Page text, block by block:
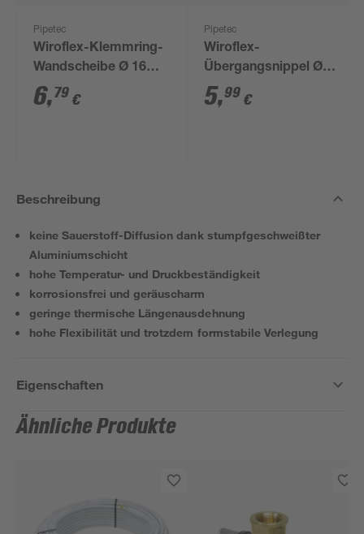
Pipetec
Wiroflex-Klemmring-
Wandscheibe Ø 16
mm x 1/2" IG
6,79 €
Pipetec
Wiroflex-
Übergangsnippel Ø
16 mm x 1/2" AG
5,99 €
Beschreibung
keine Sauerstoff-Diffusion dank stumpfgeschweißter
Aluminiumschicht
hohe Temperatur- und Druckbeständigkeit
korrosionsfrei und geräuscharm
geringe thermische Längenausdehnung
hohe Flexibilität und trotzdem formstabile Verlegung
Eigenschaften
Ähnliche Produkte